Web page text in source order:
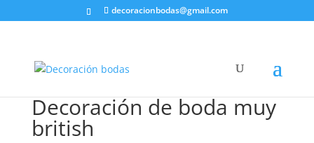
decoracionbodas@gmail.com
Decoración de boda muy
british